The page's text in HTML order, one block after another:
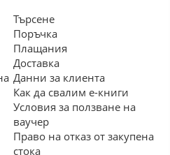
Търсене
Поръчка
Плащания
Доставка
Данни за клиента
Как да свалим е-книги
Условия за ползване на
ваучер
Право на отказ от закупена
стока